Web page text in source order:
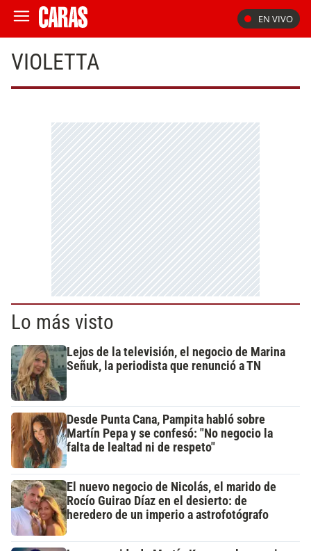
EN VIVO
VIOLETTA
Lo más visto
Lejos de la televisión, el negocio de Marina
Señuk, la periodista que renunció a TN
Desde Punta Cana, Pampita habló sobre
Martín Pepa y se confesó: "No negocio la
falta de lealtad ni de respeto"
El nuevo negocio de Nicolás, el marido de
Rocío Guirao Díaz en el desierto: de
heredero de un imperio a astrofotógrafo